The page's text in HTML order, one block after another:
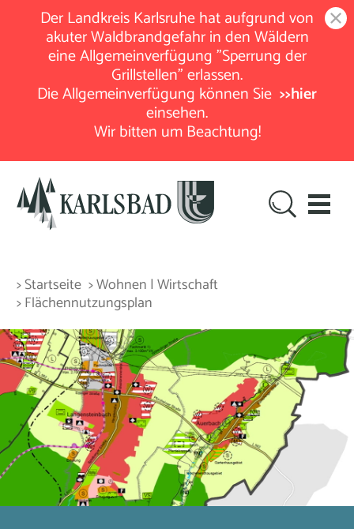
Der Landkreis Karlsruhe hat aufgrund von
akuter Waldbrandgefahr in den Wäldern
eine Allgemeinverfügung "Sperrung der
Grillstellen" erlassen.
Die Allgemeinverfügung können Sie >>hier
einsehen.
Wir bitten um Beachtung!
> Startseite > Wohnen | Wirtschaft
> Flächennutzungsplan